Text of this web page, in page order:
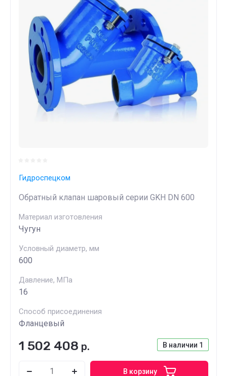
Гидроспецком
Обратный клапан шаровый серии GKH DN 600
Материал изготовления
Чугун
Условный диаметр, мм
600
Давление, МПа
16
Способ присоединения
Фланцевый
В наличии 1
1 502 408 р.
В корзину